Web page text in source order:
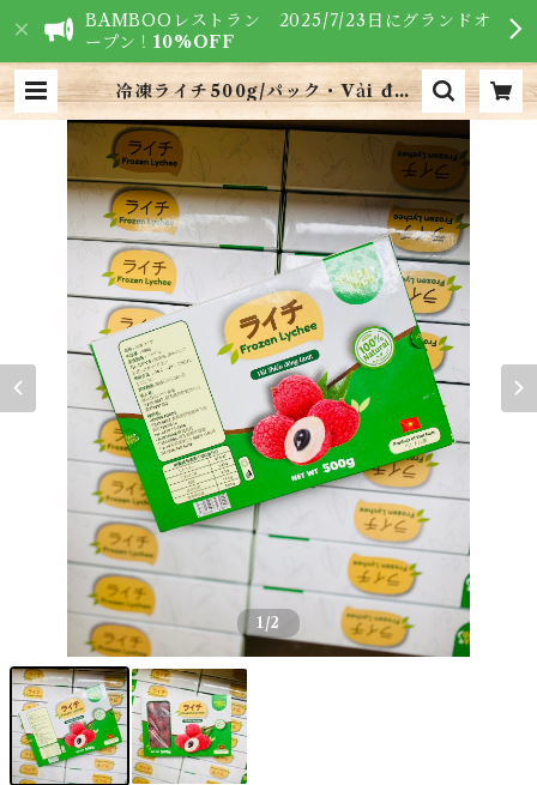
BAMBOOレストラン 2025/7/23日にグランドオ
ープン！10%OFF
冷凍ライチ500g/パック・Vải đôn
g lạnh 500g/hộp | VIETNAM
FOODS - ベトナム食材専門店
1/2